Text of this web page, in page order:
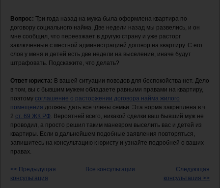
Вопрос: Три года назад на мужа была оформлена квартира по
договору социального найма. Две недели назад мы развелись, и он
мне сообщил, что переезжает в другую страну и уже расторг
заключенные с местной администрацией договор на квартиру. С его
слов у меня и детей есть две недели на выселение, иначе будут
штрафовать. Подскажите, что делать?
Ответ юриста: В вашей ситуации поводов для беспокойства нет. Дело
в том, вы с бывшим мужем обладаете равными правами на квартиру,
поэтому соглашение о расторжении договора найма жилого
помещения должны дать все члены семьи. Эта норма закреплена в ч.
2 ст. 69 ЖК РФ. Вероятней всего, никакой сделки ваш бывший муж не
проводил, а просто решил таким маневром выселить вас и детей из
квартиры. Если в дальнейшем подобные заявления повторяться,
запишитесь на консультацию к юристу и узнайте подробней о ваших
правах.
<< Предыдущая
консультация
Следующая
консультация >>
Все консультации